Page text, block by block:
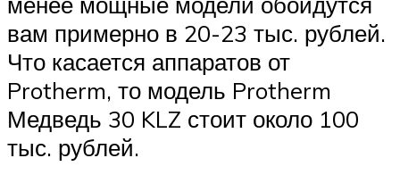
вам примерно в 20-23 тыс. рублей.
Что касается аппаратов от
Protherm, то модель Protherm
Медведь 30 KLZ стоит около 100
тыс. рублей.